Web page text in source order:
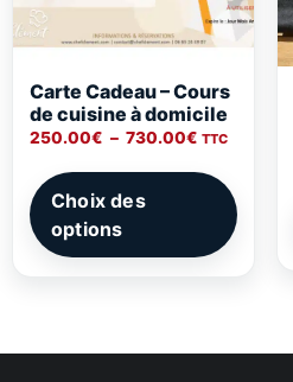
Carte Cadeau – Cours
de cuisine à domicile
250.00€ – 730.00€ TTC
Choix des
options